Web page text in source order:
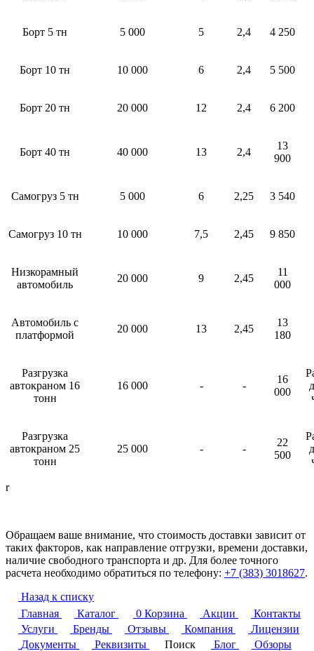
Борт 5 тн 5 000 5 2,4 4 250
Борт 10 тн 10 000 6 2,4 5 500
Борт 20 тн 20 000 12 2,4 6 200
Борт 40 тн 40 000 13 2,4
13
900
Самогруз 5 тн 5 000 6 2,25 3 540
Самогруз 10 тн 10 000 7,5 2,45 9 850
Низкорамный
автомобиль
20 000 9 2,45
11
000
Автомобиль с
платформой
20 000 13 2,45
13
180
Разгрузка
автокраном 16
тонн
16 000 - -
16
000
Разгрузка
автокраном 25
тонн
25 000 - -
22
500
r
Обращаем ваше внимание, что стоимость доставки зависит от
таких факторов, как направление отгрузки, времени доставки,
наличие свободного транспорта и др. Для более точного
расчета необходимо обратиться по телефону: +7 (383) 3018627.
Назад к списку
Главная
Каталог 0 Корзина Акции
Контакты
Услуги
Бренды Отзывы Компания
Лицензии
Документы
Реквизиты Поиск Блог
Обзоры